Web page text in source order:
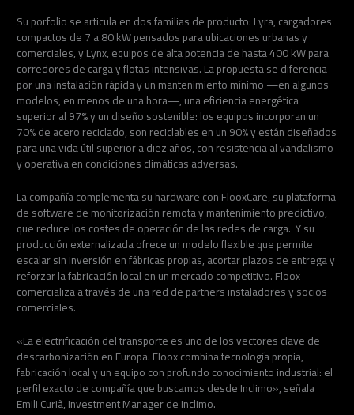
Su porfolio se articula en dos familias de producto: Lyra, cargadores
compactos de 7 a 80 kW pensados para ubicaciones urbanas y
comerciales, y Lynx, equipos de alta potencia de hasta 400 kW para
corredores de carga y flotas intensivas. La propuesta se diferencia
por una instalación rápida y un mantenimiento mínimo —en algunos
modelos, en menos de una hora—, una eficiencia energética
superior al 97% y un diseño sostenible: los equipos incorporan un
70% de acero reciclado, son reciclables en un 90% y están diseñados
para una vida útil superior a diez años, con resistencia al vandalismo
y operativa en condiciones climáticas adversas.
La compañía complementa su hardware con FlooxCare, su plataforma
de software de monitorización remota y mantenimiento predictivo,
que reduce los costes de operación de las redes de carga. Y su
producción externalizada ofrece un modelo flexible que permite
escalar sin inversión en fábricas propias, acortar plazos de entrega y
reforzar la fabricación local en un mercado competitivo. Floox
comercializa a través de una red de partners instaladores y socios
comerciales.
«La electrificación del transporte es uno de los vectores clave de
descarbonización en Europa. Floox combina tecnología propia,
fabricación local y un equipo con profundo conocimiento industrial: el
perfil exacto de compañía que buscamos desde Inclimo», señala
Emili Curià, Investment Manager de Inclimo.